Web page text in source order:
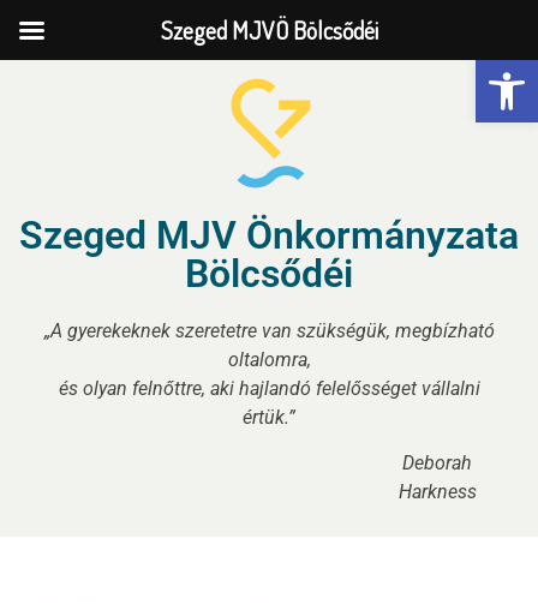
Szeged MJV Önkormányzata
Bölcsődéi
„A gyerekeknek szeretetre van szükségük, megbízható
oltalomra,
és olyan felnőttre, aki hajlandó felelősséget vállalni
értük.”
Deborah
Harkness
Szeged MJVÖ Bölcsődéi